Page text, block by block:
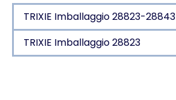
TRIXIE Imballaggio 28823-28843
TRIXIE Imballaggio 28823